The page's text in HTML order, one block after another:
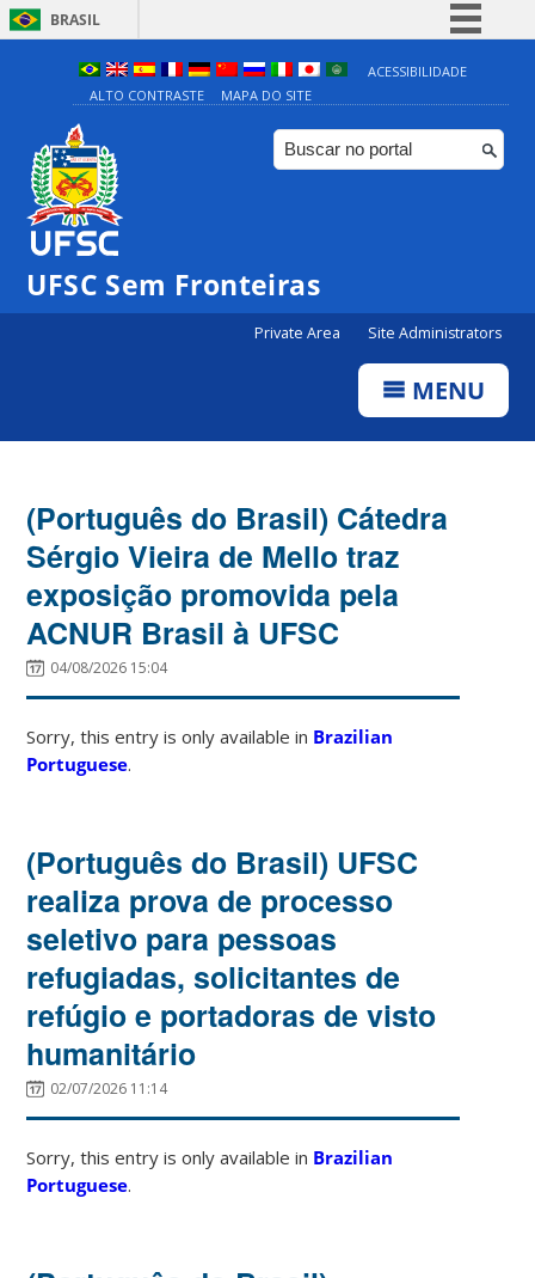
BRASIL
Simplifique!
Comunica BR
Participe
ACESSIBILIDADE
ALTO CONTRASTE
MAPA DO SITE
UFSC Sem Fronteiras
Private Area Site Administrators
MENU
(Português do Brasil) Cátedra
Sérgio Vieira de Mello traz
exposição promovida pela
ACNUR Brasil à UFSC
04/08/2026 15:04
Sorry, this entry is only available in Brazilian
Portuguese.
(Português do Brasil) UFSC
realiza prova de processo
seletivo para pessoas
refugiadas, solicitantes de
refúgio e portadoras de visto
humanitário
02/07/2026 11:14
Sorry, this entry is only available in Brazilian
Portuguese.